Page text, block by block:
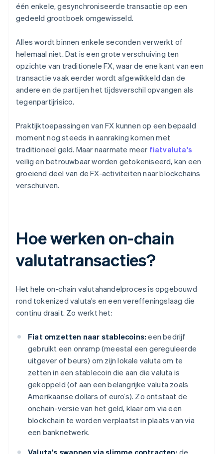
één enkele, gesynchroniseerde transactie op een
gedeeld grootboek omgewisseld.
Alles wordt binnen enkele seconden verwerkt of
helemaal niet. Dat is een grote verschuiving ten
opzichte van traditionele FX, waar de ene kant van een
transactie vaak eerder wordt afgewikkeld dan de
andere en de partijen het tijdsverschil opvangen als
tegenpartijrisico.
Praktijktoepassingen van FX kunnen op een bepaald
moment nog steeds in aanraking komen met
traditioneel geld. Maar naarmate meer fiatvaluta's
veilig en betrouwbaar worden getokeniseerd, kan een
groeiend deel van de FX-activiteiten naar blockchains
verschuiven.
Hoe werken on-chain
valutatransacties?
Het hele on-chain valutahandelproces is opgebouwd
rond tokenized valuta’s en een vereffeningslaag die
continu draait. Zo werkt het:
Fiat omzetten naar stablecoins: een bedrijf
gebruikt een onramp (meestal een gereguleerde
uitgever of beurs) om zijn lokale valuta om te
zetten in een stablecoin die aan die valuta is
gekoppeld (of aan een belangrijke valuta zoals
Amerikaanse dollars of euro’s). Zo ontstaat de
onchain-versie van het geld, klaar om via een
blockchain te worden verplaatst in plaats van via
een banknetwerk.